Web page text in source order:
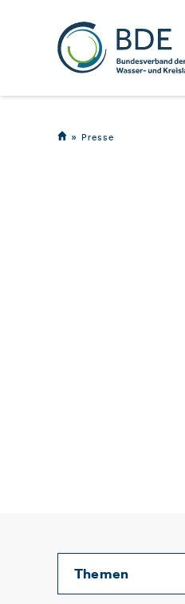
Presse
Themen